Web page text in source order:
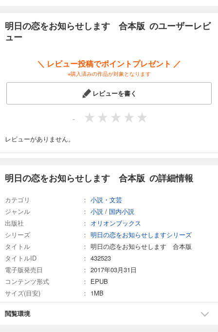
明日の恋をお知らせします 合本版 のユーザーレビ
ュー
＼ レビュー投稿でポイントプレゼント ／
※購入済みの作品が対象となります
レビューを書く
-
レビューがありません。
明日の恋をお知らせします 合本版 の詳細情報
カテゴリ
小説・文芸
ジャンル
小説 / 国内小説
出版社
オリオンブックス
シリーズ
明日の恋をお知らせしますシリーズ
タイトル
明日の恋をお知らせします 合本版
タイトルID
432523
電子版発売日
2017年03月31日
コンテンツ形式
EPUB
サイズ(目安)
1MB
閲覧環境